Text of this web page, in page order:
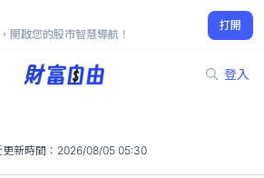
開啟您的股市智慧導航！
打開
登入
16.10
-0.3%
新時間： 2026/08/05 05:30